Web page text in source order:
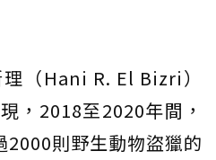
（Hani R. El Bizri）
，2018至2020年間，
則野生動物盜獵的